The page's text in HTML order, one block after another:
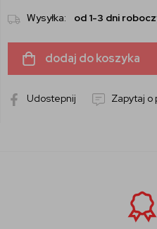
Wysyłka: od 1-3 dni
dodaj do koszyka
Udostepnij Zapytaj o